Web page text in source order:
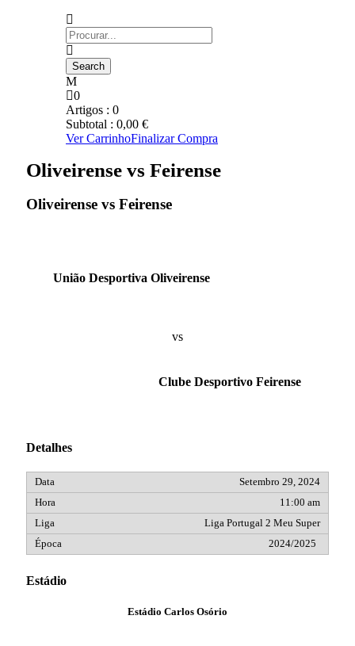
0
Artigos : 0
Subtotal : 0,00 €
Ver CarrinhoFinalizar Compra
Oliveirense vs Feirense
Oliveirense vs Feirense
União Desportiva Oliveirense
vs
Clube Desportivo Feirense
Detalhes
Setembro 29, 2024
11:00 am
Liga Portugal 2 Meu Super
2024/2025
Estádio
Estádio Carlos Osório